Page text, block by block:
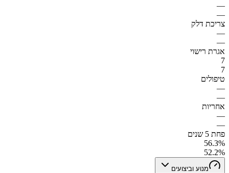
—
—
צריכת דלק
—
—
אגרת רישוי
7
7
טיפולים
—
—
אחריות
—
—
פחת 5 שנים
56.3%
52.2%
מנוע וביצועים